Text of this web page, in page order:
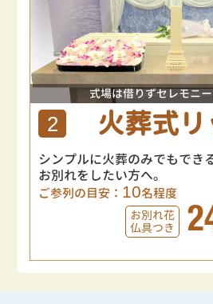
式場は借りずセレモニ
2 火葬式
シンプルに火葬のみでもでき
お別れをしたい方へ。
ご参列の目安： 10名程度
お別れ花
仏具つき